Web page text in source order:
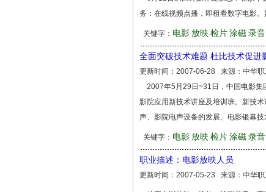
务：在线视频点播，即租看数字电影
关键字： 电影放映检片涂磁录音
全面突破技术难题 杜比技术促进
更新时间： 2007-06-28 来源： 中华职
2007年5月29日~31日，中国电影集
影院应用新技术讲座及培训班。新技
声、影院电声设备的发展、电影银幕
关键字： 电影放映检片涂磁录音
职业描述：电影放映人员
更新时间： 2007-05-23 来源： 中华职